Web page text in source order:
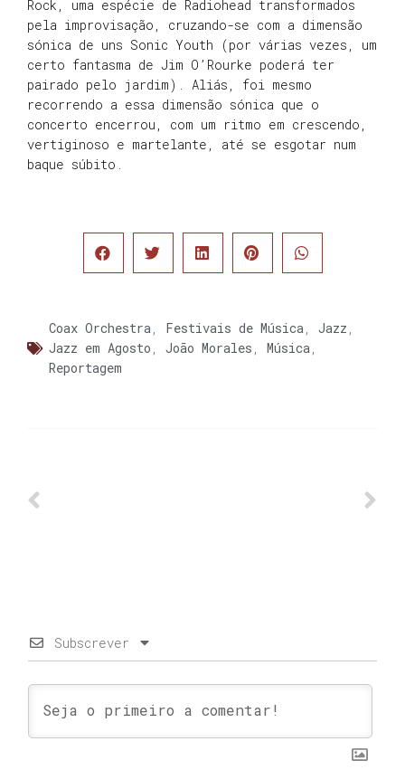
Rock, uma espécie de Radiohead transformados
pela improvisação, cruzando-se com a dimensão
sónica de uns Sonic Youth (por várias vezes, um
certo fantasma de Jim O’Rourke poderá ter
pairado pelo jardim). Aliás, foi mesmo
recorrendo a essa dimensão sónica que o
concerto encerrou, com um ritmo em crescendo,
vertiginoso e martelante, até se esgotar num
baque súbito.
Coax Orchestra, Festivais de Música, Jazz ,
Jazz em Agosto , João Morales , Música,
Reportagem
Subscrever